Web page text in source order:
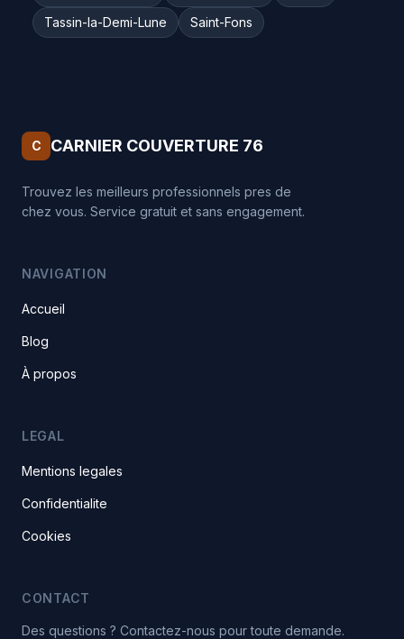
Tassin-la-Demi-Lune
Saint-Fons
C CARNIER COUVERTURE 76
Trouvez les meilleurs professionnels pres de
chez vous. Service gratuit et sans engagement.
NAVIGATION
Accueil
Blog
À propos
LEGAL
Mentions legales
Confidentialite
Cookies
CONTACT
Des questions ? Contactez-nous pour toute demande.